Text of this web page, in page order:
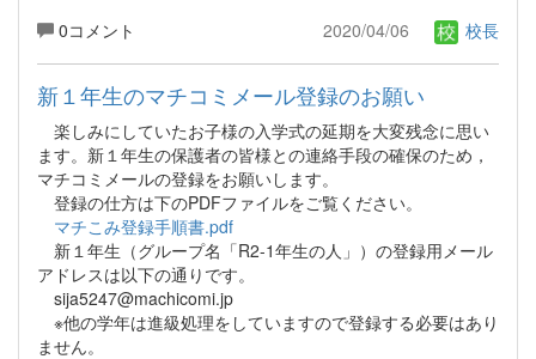
0コメント
2020/04/06 校長
新１年生のマチコミメール登録のお願い
楽しみにしていたお子様の入学式の延期を大変残念に思い
ます。新１年生の保護者の皆様との連絡手段の確保のため，
マチコミメールの登録をお願いします。
登録の仕方は下のPDFファイルをご覧ください。
マチこみ登録手順書.pdf
新１年生（グループ名「R2-1年生の人」）の登録用メール
アドレスは以下の通りです。
sija5247@machicomi.jp
※他の学年は進級処理をしていますので登録する必要はあり
ません。